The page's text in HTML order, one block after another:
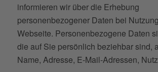
informieren wir über die Erhebung
personenbezogener Daten bei
Webseite. Personenbezogene Daten
die auf Sie persönlich beziehbar sind,
Name, Adresse, E-Mail-Adressen,